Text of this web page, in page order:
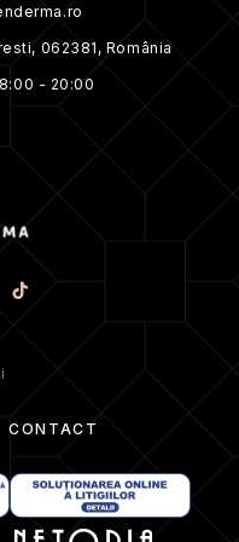
062381, România
- 20:00
CONTACT